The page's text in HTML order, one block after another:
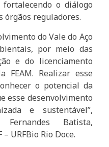
o diálogo
órgãos reguladores.
do Vale do Aço
por meio das
e do licenciamento
FEAM. Realizar esse
o potencial da
esse desenvolvimento
e sustentável”,
Batista,
URFBio Rio Doce.